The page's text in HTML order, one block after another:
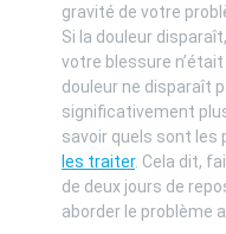
gravité de votre
Si la douleur
votre blessure
douleur ne disparaît
significativement
savoir quels sont les
les traiter. Cela dit,
de deux jours de
aborder le problème